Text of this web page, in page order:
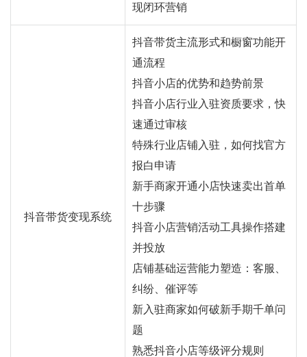
现闭环营销
抖音带货变现系统
抖音带货主流形式和橱窗功能开
通流程
抖音小店的优势和趋势前景
抖音小店行业入驻资质要求，快
速通过审核
特殊行业店铺入驻，如何找官方
报白申请
新手商家开通小店快速卖出首单
十步骤
抖音小店营销活动工具操作搭建
并投放
店铺基础运营能力塑造：客服、
纠纷、催评等
新入驻商家如何破新手期千单问
题
熟悉抖音小店等级评分规则